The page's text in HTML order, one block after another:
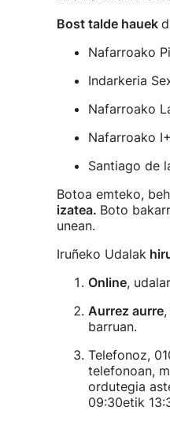
Bost talde hauek
Nafarroako
Indarkeria
Nafarroako
Nafarroako
Santiago de
Botoa emteko,
izatea. Boto
unean.
Iruñeko Udalak
Online,
Aurrez aurre,
barruan.
Telefonoz,
telefonoan,
ordutegia
09:30etik